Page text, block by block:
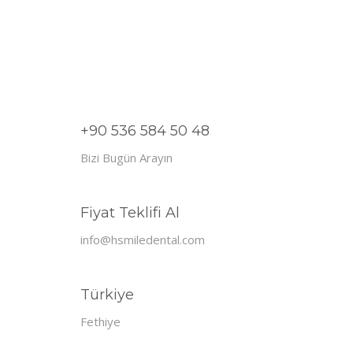
+90 536 584 50 48
Bizi Bugün Arayın
Fiyat Teklifi Al
info@hsmiledental.com
Türkiye
Fethiye